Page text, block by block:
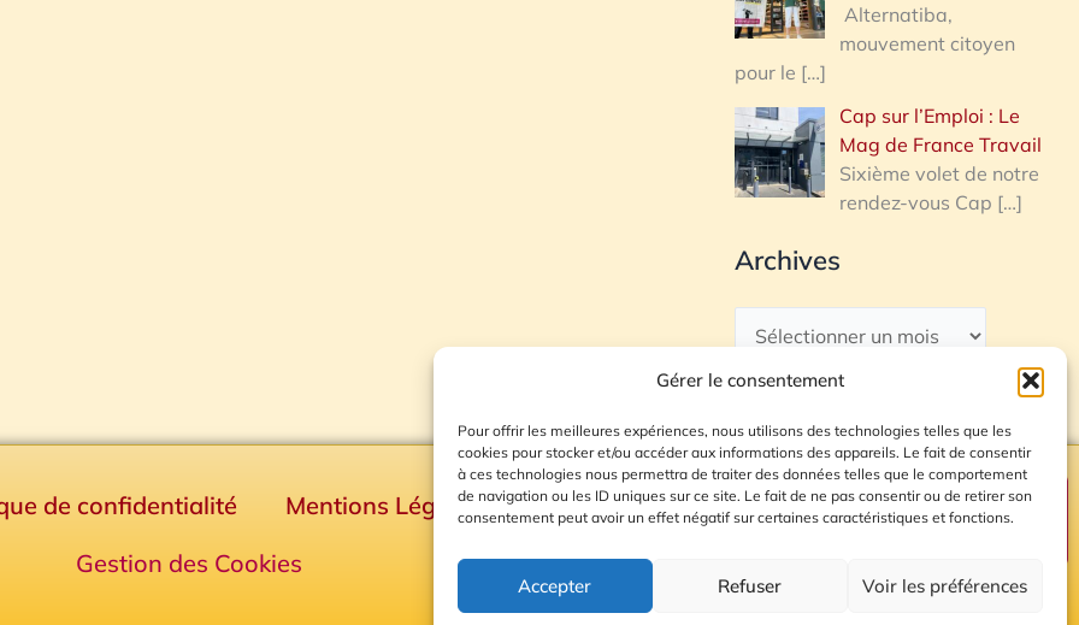
Gérer le consentement
Pour offrir les meilleures expériences, nous utilisons des technologies telles que les
cookies pour stocker et/ou accéder aux informations des appareils. Le fait de consentir
à ces technologies nous permettra de traiter des données telles que le comportement
de navigation ou les ID uniques sur ce site. Le fait de ne pas consentir ou de retirer son
consentement peut avoir un effet négatif sur certaines caractéristiques et fonctions.
Accepter Refuser Voir les préférences
Alternatiba,
mouvement citoyen
pour le […]
Cap sur l’Emploi : Le
Mag de France Travail
Sixième volet de notre
rendez-vous Cap […]
Archives
de confidentialité Mentions Légales
Plan du site
Gestion des Cookies